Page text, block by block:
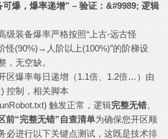
可爆，爆率递增” – 验证：&#9989; 逻辑
级装备爆率严格按照“上古-远古怪
怪(90%)→人阶以上(100%)”的阶梯设
，无空缺。
区爆率每日递增（1.1倍、1.2倍…）由
控制，相关脚本
触发正常，逻辑完整无错。
前“完整无错”自查清单为确保您开区顺
必进行以下关键点测试，这既是技术排